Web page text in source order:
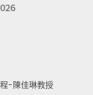
-陳佳琳教授